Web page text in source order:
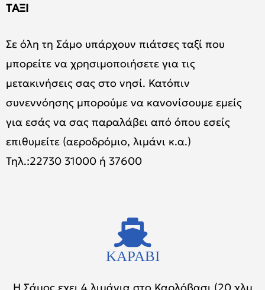
TΑΞΙ
Σε όλη τη Σάμο υπάρχουν πιάτσες ταξί που
μπορείτε να χρησιμοποιήσετε για τις
μετακινήσεις σας στο νησί. Κατόπιν
συνεννόησης μπορούμε να κανονίσουμε εμείς
για εσάς να σας παραλάβει από όπου εσείς
επιθυμείτε (αεροδρόμιο, λιμάνι κ.α.)
Τηλ.:22730 31000 ή 37600
ΚΑΡΑΒΙ